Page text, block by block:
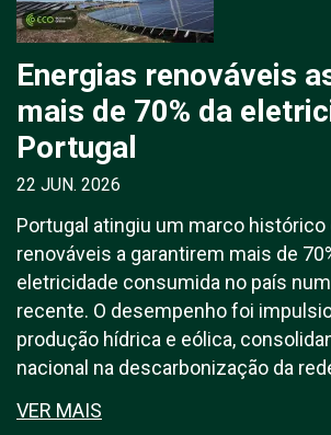
Energias renováveis
mais de 70% da
Portugal
22 JUN. 2026
Portugal atingiu um marco
renováveis a garantirem mais de
eletricidade consumida no país
recente. O desempenho foi
produção hídrica e eólica,
nacional na descarbonização da
VER MAIS